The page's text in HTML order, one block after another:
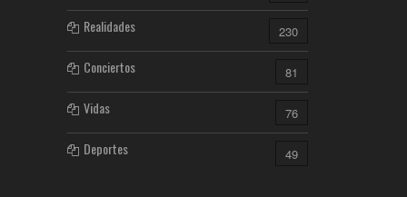
Realidades 230
Conciertos 81
Vidas 76
Deportes 49